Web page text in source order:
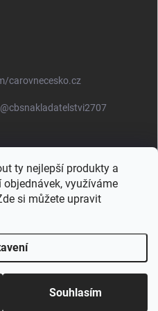
ty nejlepší produkty a
využíváme
si můžete upravit
Souhlasím
carovnecesko.cz
Shoptet
Mapy a Mapová móda. Všechna
nastavení cookies